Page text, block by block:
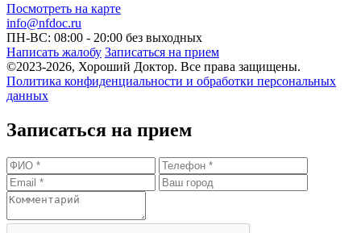
Посмотреть на карте
info@nfdoc.ru
ПН-ВС: 08:00 - 20:00 без выходных
Написать жалобу Записаться на прием
©2023-2026, Хороший Доктор. Все права защищены.
Политика конфиденциальности и обработки персональных
данных
Записаться на прием